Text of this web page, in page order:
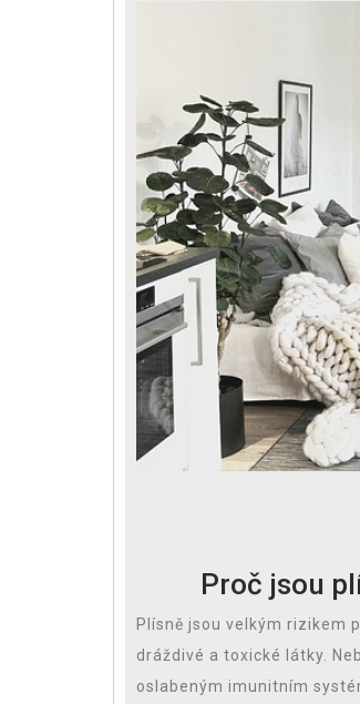
Proč jsou
Plísně jsou velkým rizikem
dráždivé a toxické látky.
oslabeným imunitním